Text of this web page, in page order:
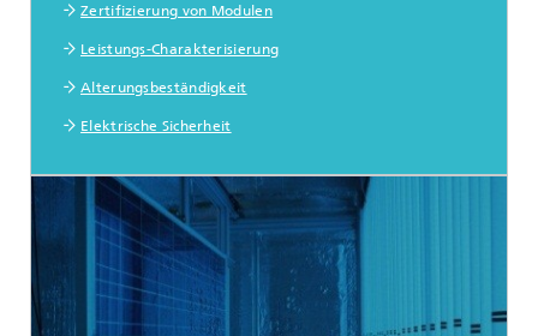
Zertifizierung von Modulen
Leistungs-Charakterisierung
Alterungsbeständigkeit
Elektrische Sicherheit